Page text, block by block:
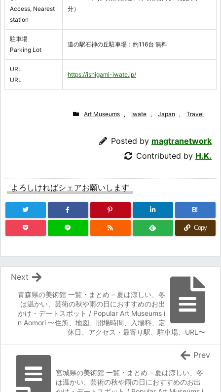
Access, Nearest
station
分）
駐車場
Parking Lot
道の駅石神の丘駐車場：約116台 無料
URL
URL
https://ishigami-iwate.jp/
Art Museums , Iwate , Japan , Travel
Posted by magtranetwork
Contributed by H.K.
よろしければシェアお願いします
B!
Copy
青森県の美術館 一覧・まとめ – 夏は涼しい、冬
は温かい、芸術の秋や雨の日におすすめのお出
かけ・デートスポット / Popular Art Museums i
n Aomori 〜住所、地図、開場時間、入場料、定
休日、アクセス・最寄り駅、駐車場、URL〜
Next
宮城県の美術館 一覧・まとめ – 夏は涼しい、冬
は温かい、芸術の秋や雨の日におすすめのお出
Prev